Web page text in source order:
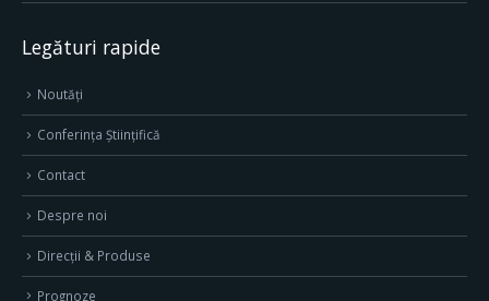
Legături rapide
Noutăți
Conferința Științifică
Contact
Despre noi
Direcţii & Produse
Prognoze